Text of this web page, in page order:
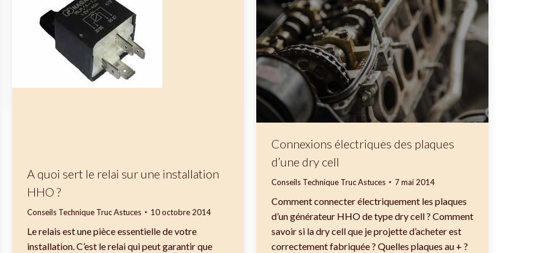
A quoi sert le relai sur une installation
HHO ?
Conseils Technique Truc Astuces 10 octobre 2014
Le relais est une pièce essentielle de votre
installation. C’est le relai qui peut garantir que
Connexions électriques des plaques
d’une dry cell
Conseils Technique Truc Astuces 7 mai 2014
Comment connecter électriquement les plaques
d’un générateur HHO de type dry cell ? Comment
savoir si la dry cell que je projette d’acheter est
correctement fabriquée ? Quelles plaques au + ?